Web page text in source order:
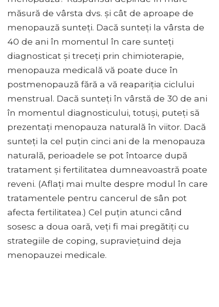
măsură de vârsta dvs. și cât de aproape de
menopauză sunteți. Dacă sunteți la vârsta de
40 de ani în momentul în care sunteți
diagnosticat și treceți prin chimioterapie,
menopauza medicală vă poate duce în
postmenopauză fără a vă reapariția ciclului
menstrual. Dacă sunteți în vârstă de 30 de ani
în momentul diagnosticului, totuși, puteți să
prezentați menopauza naturală în viitor. Dacă
sunteți la cel puțin cinci ani de la menopauza
naturală, perioadele se pot întoarce după
tratament și fertilitatea dumneavoastră poate
reveni. (Aflați mai multe despre modul în care
tratamentele pentru cancerul de sân pot
afecta fertilitatea.) Cel puțin atunci când
sosesc a doua oară, veți fi mai pregătiți cu
strategiile de coping, supraviețuind deja
menopauzei medicale.